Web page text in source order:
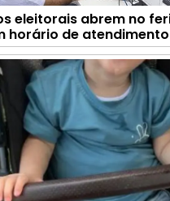
eleitorais abrem no
horário de